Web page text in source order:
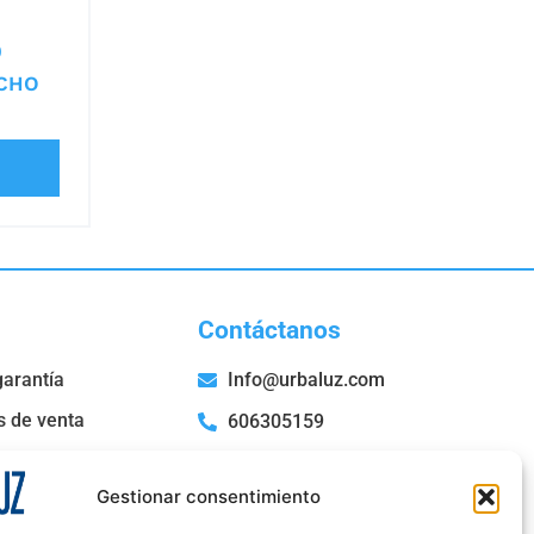
Gestionar consentimiento
de venta
Contáctanos
Info@urbaluz.com
606305159
36204 Vigo- Pontevedra